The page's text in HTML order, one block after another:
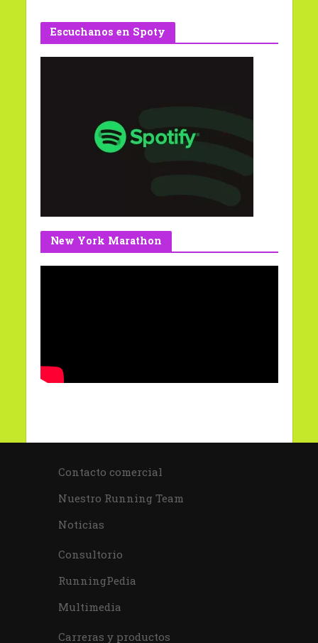
Escuchanos en Spoty
New York Marathon
Contacto comercial
Nuestro Running Team
Noticias
Consultorio
RunningPedia
Multimedia
Carreras y productos